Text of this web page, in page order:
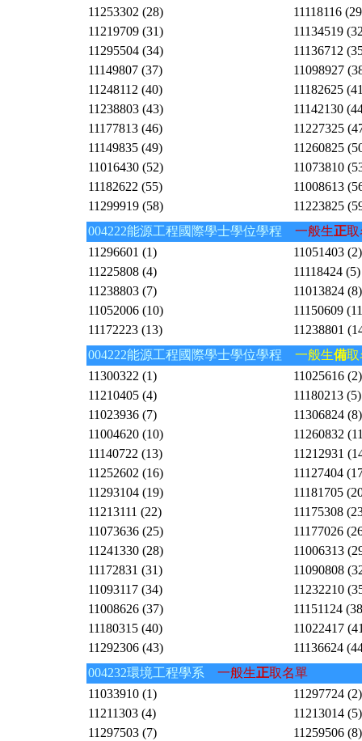
11253302 (28)
11118116
11219709 (31)
11134519
11295504 (34)
11136712
11149807 (37)
11098927
11248112 (40)
11182625
11238803 (43)
11142130
11177813 (46)
11227325
11149835 (49)
11260825
11016430 (52)
11073810
11182622 (55)
11008613
11299919 (58)
11223825
004222能源工程國際學士學位學程
一般生正取
11296601 (1)
11051403 (2)
11225808 (4)
11118424 (5)
11238803 (7)
11013824 (8)
11052006 (10)
11150609
11172223 (13)
11238801
004222能源工程國際學士學位學程
一般生備取
11300322 (1)
11025616 (2)
11210405 (4)
11180213 (5)
11023936 (7)
11306824 (8)
11004620 (10)
11260832
11140722 (13)
11212931
11252602 (16)
11127404
11293104 (19)
11181705
11213111 (22)
11175308
11073636 (25)
11177026
11241330 (28)
11006313
11172831 (31)
11090808
11093117 (34)
11232210
11008626 (37)
11151124
11180315 (40)
11022417
11292306 (43)
11136624
004232環境工程學系
一般生正取名單
11033910 (1)
11297724 (2)
11211303 (4)
11213014 (5)
11297503 (7)
11259506 (8)